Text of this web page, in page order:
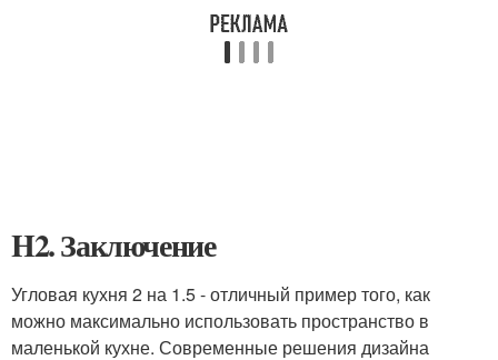
H2. Заключение
Угловая кухня 2 на 1.5 - отличный пример того, как
можно максимально использовать пространство в
маленькой кухне. Современные решения дизайна